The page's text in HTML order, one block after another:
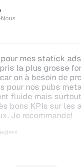
pour mes statick
la plus grosse
on à besoin de
pour nos pubs
fluide mais
bons KPIs sur les
Je recommande!